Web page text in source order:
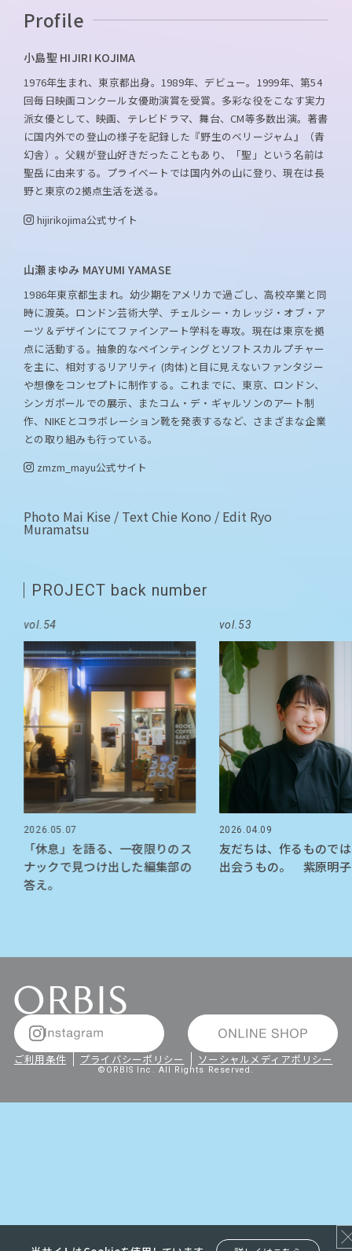
Profile
小島聖 HIJIRI KOJIMA
1976年生まれ、東京都出身。1989年、デビュー。1999年、第54
回毎日映画コンクール女優助演賞を受賞。多彩な役をこなす実力
派女優として、映画、テレビドラマ、舞台、CM等多数出演。著書
に国内外での登山の様子を記録した『野生のベリージャム』（青
幻舎）。父親が登山好きだったこともあり、「聖」という名前は
聖岳に由来する。プライベートでは国内外の山に登り、現在は長
野と東京の2拠点生活を送る。
hijirikojima公式サイト
山瀬まゆみ MAYUMI YAMASE
1986年東京都生まれ。幼少期をアメリカで過ごし、高校卒業と同
時に渡英。ロンドン芸術大学、チェルシー・カレッジ・オブ・ア
ーツ＆デザインにてファインアート学科を専攻。現在は東京を拠
点に活動する。抽象的なペインティングとソフトスカルプチャー
を主に、相対するリアリティ (肉体)と目に見えないファンタジー
や想像をコンセプトに制作する。これまでに、東京、ロンドン、
シンガポールでの展示、またコム・デ・ギャルソンのアート制
作、NIKEとコラボレーション靴を発表するなど、さまざまな企業
との取り組みも行っている。
zmzm_mayu公式サイト
Photo Mai Kise / Text Chie Kono / Edit Ryo
Muramatsu
PROJECT back number
vol.54
2026.05.07
「休息」を語る、一夜限りのス
ナックで見つけ出した編集部の
答え。
vol.53
2026.04.09
友だちは、作るもので
出会うもの。 紫原明子
ご利用条件 プライバシーポリシー ソーシャルメディアポリシー
©ORBIS Inc. All Rights Reserved.